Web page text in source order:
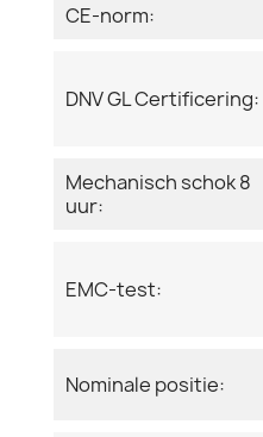
CE-norm:
DNV GL Certificering:
Mechanisch schok 8
uur:
EMC-test:
Nominale positie: